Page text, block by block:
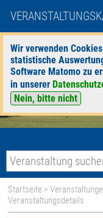
Wir verwenden
statistische
Software Matomo zu
in unserer
Nein, bitte nicht
Startseite >
Veranstaltungsdetails